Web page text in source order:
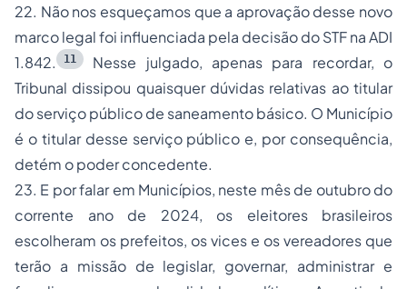
22. Não nos esqueçamos que a aprovação desse novo
marco legal foi influenciada pela decisão do STF na ADI
1.842.
11
Nesse julgado, apenas para recordar, o
Tribunal dissipou quaisquer dúvidas relativas ao titular
do serviço público de saneamento básico. O Município
é o titular desse serviço público e, por consequência,
detém o poder concedente.
23. E por falar em Municípios, neste mês de outubro do
corrente ano de 2024, os eleitores brasileiros
escolheram os prefeitos, os vices e os vereadores que
terão a missão de legislar, governar, administrar e